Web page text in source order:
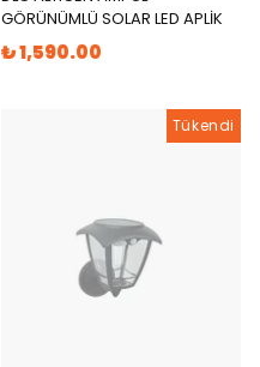
GÖRÜNÜMLÜ SOLAR LED APLİK
₺ 1,590.00
Tükendi